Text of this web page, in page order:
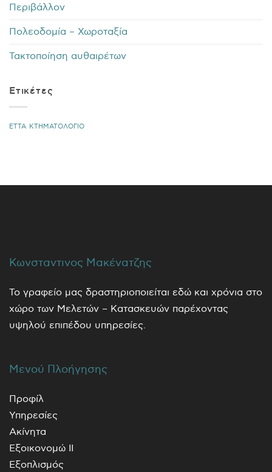
Περιβάλλον
Πολεοδομία – Χωροταξία
Τακτοποίηση αυθαιρέτων
Ετικέτες
ΕΤΤΑ ΚΤΗΜΑΤΟΛΟΓΙΟ
Κωνσταντινος Μακένατζης
Το γραφείο μας δραστηριοποιείται εδώ και χρόνια στο
χώρο των Μελετών – Κατασκευών παρέχοντας
υψηλού επιπέδου υπηρεσίες.
Μενού Πλοήγησης
Προφίλ
Υπηρεσίες
Ακίνητα
Εξοικονομώ ΙΙ
Εξοπλισμός